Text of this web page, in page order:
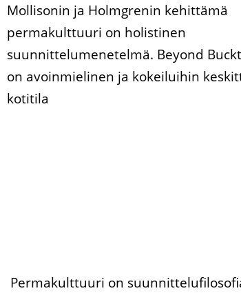
Mollisonin ja Holmgrenin kehittämä
permakulttuuri on holistinen
suunnittelumenetelmä. Beyond
on avoinmielinen ja kokeiluihin
kotitila
Permakulttuuri on